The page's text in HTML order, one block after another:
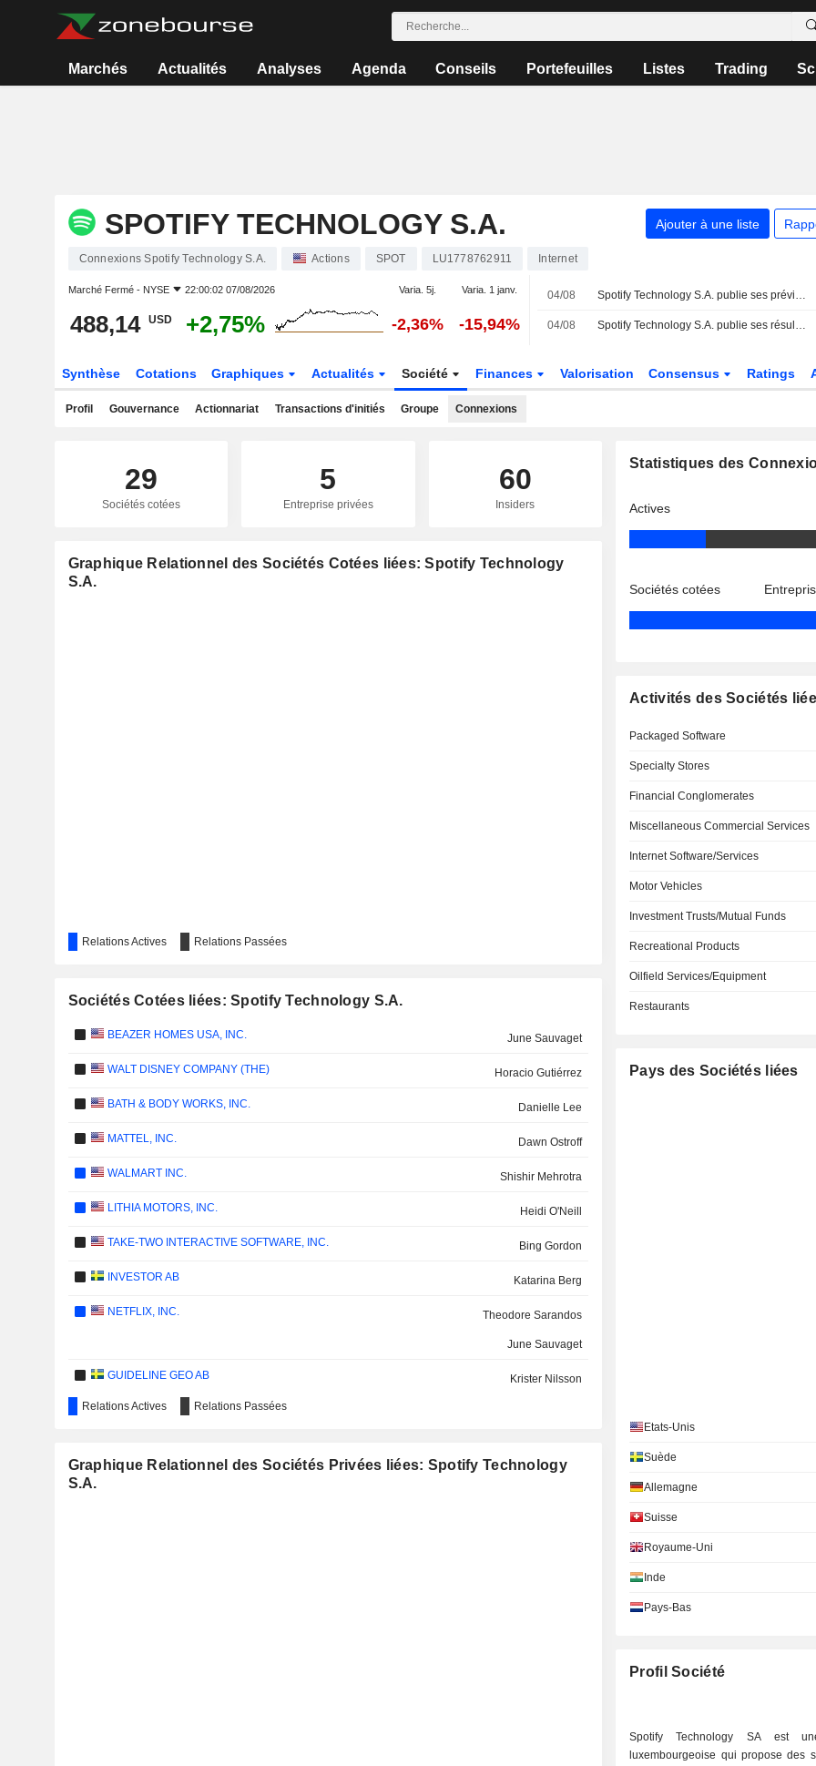
Marchés Actualités Analyses Agenda Conseils Portefeuilles Listes Trading
SPOTIFY TECHNOLOGY S.A. Ajouter à une liste
Connexions Spotify Technology S.A. Actions SPOT LU1778762911 Internet
Marché Fermé - NYSE 22:00:02 07/08/2026 Varia. 5j. Varia. 1 janv.
488,14 USD +2,75% -2,36% -15,94%
04/08 Spotify Technology S.A. publie ses prévisions de résultats pour le troisième trimestre 2026
04/08 Spotify Technology S.A. publie ses résultats pour le deuxième trimestre clos le 30 juin 2026
Synthèse Cotations Graphiques Actualités Société Finances Valorisation Consensus Ratings
Profil Gouvernance Actionnariat Transactions d'initiés Groupe Connexions
29
Sociétés cotées
5
Entreprise privées
60
Insiders
Graphique Relationnel des Sociétés Cotées liées: Spotify Technology
S.A.
Relations Actives Relations Passées
Sociétés Cotées liées: Spotify Technology S.A.
BEAZER HOMES USA, INC. June Sauvaget
WALT DISNEY COMPANY (THE) Horacio Gutiérrez
BATH & BODY WORKS, INC. Danielle Lee
MATTEL, INC. Dawn Ostroff
WALMART INC. Shishir Mehrotra
LITHIA MOTORS, INC. Heidi O'Neill
TAKE-TWO INTERACTIVE SOFTWARE, INC. Bing Gordon
INVESTOR AB Katarina Berg
NETFLIX, INC. Theodore Sarandos
June Sauvaget
GUIDELINE GEO AB Krister Nilsson
SWEETGREEN, INC.
Relations Actives Relations Passées
Graphique Relationnel des Sociétés Privées liées: Spotify Technology
S.A.
Statistiques des
Actives
Sociétés cotées
Activités des Sociétés
Packaged Software
Specialty Stores
Financial Conglomerates
Miscellaneous Commercial Services
Internet Software/Services
Motor Vehicles
Investment Trusts/Mutual Funds
Recreational Products
Oilfield Services/Equipment
Restaurants
Pays des Sociétés liées
Etats-Unis
Suède
Allemagne
Suisse
Royaume-Uni
Inde
Pays-Bas
Profil Société
Spotify Technology SA est
luxembourgeoise qui propose des